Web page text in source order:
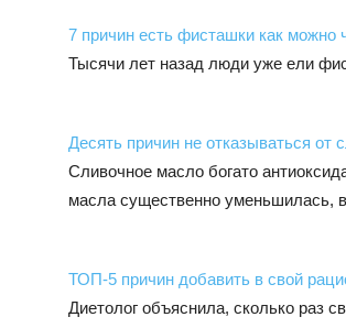
7 причин есть фисташки как можно
Тысячи лет назад люди уже ели
Десять причин не отказываться от
Сливочное масло богато
масла существенно уменьшилась,
ТОП-5 причин добавить в свой
Диетолог объяснила, сколько раз